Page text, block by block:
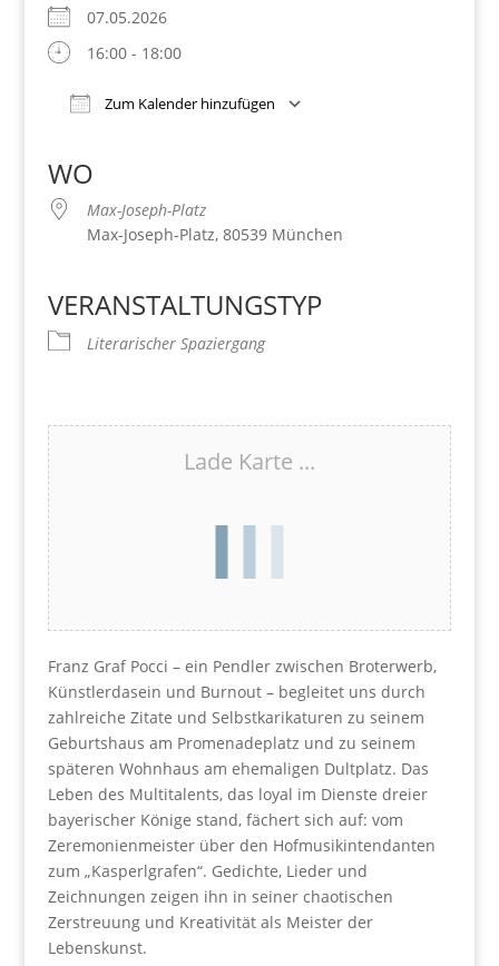
07.05.2026
16:00 - 18:00
Zum Kalender hinzufügen
WO
Max-Joseph-Platz
Max-Joseph-Platz, 80539 München
VERANSTALTUNGSTYP
Literarischer Spaziergang
Lade Karte ...
Franz Graf Pocci – ein Pendler zwischen Broterwerb,
Künstlerdasein und Burnout – begleitet uns durch
zahlreiche Zitate und Selbstkarikaturen zu seinem
Geburtshaus am Promenadeplatz und zu seinem
späteren Wohnhaus am ehemaligen Dultplatz. Das
Leben des Multitalents, das loyal im Dienste dreier
bayerischer Könige stand, fächert sich auf: vom
Zeremonienmeister über den Hofmusikintendanten
zum „Kasperlgrafen“. Gedichte, Lieder und
Zeichnungen zeigen ihn in seiner chaotischen
Zerstreuung und Kreativität als Meister der
Lebenskunst.